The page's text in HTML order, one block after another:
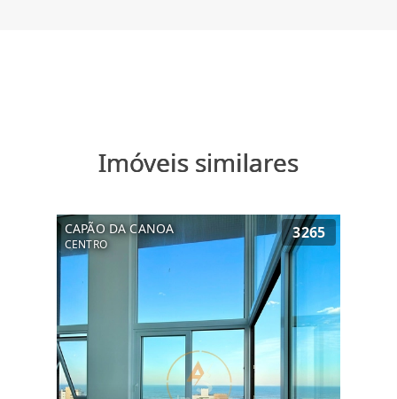
Imóveis similares
CAPÃO DA CANOA
CENTRO
3265